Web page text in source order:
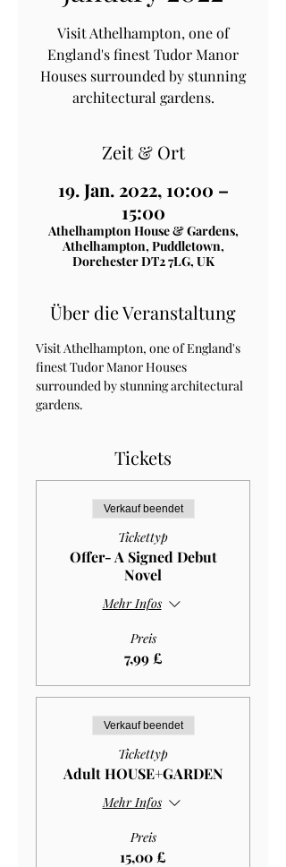
Visit Athelhampton, one of
England's finest Tudor Manor
Houses surrounded by stunning
architectural gardens.
Zeit & Ort
19. Jan. 2022, 10:00 –
15:00
Athelhampton House & Gardens,
Athelhampton, Puddletown,
Dorchester DT2 7LG, UK
Über die Veranstaltung
Visit Athelhampton, one of England's
finest Tudor Manor Houses
surrounded by stunning architectural
gardens.
Tickets
Verkauf beendet
Tickettyp
Offer- A Signed Debut
Novel
Mehr Infos
Preis
7,99 £
Verkauf beendet
Tickettyp
Adult HOUSE+GARDEN
Mehr Infos
Preis
15,00 £